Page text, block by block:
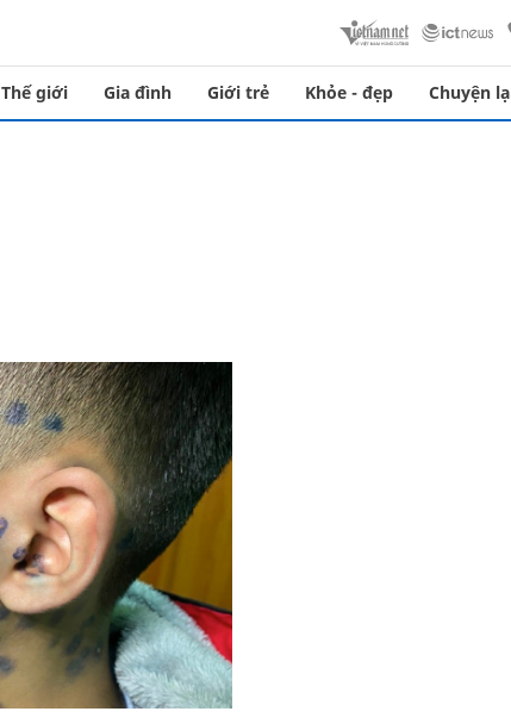
Thế giới Gia đình Giới trẻ Khỏe - đẹp Chuyện lạ